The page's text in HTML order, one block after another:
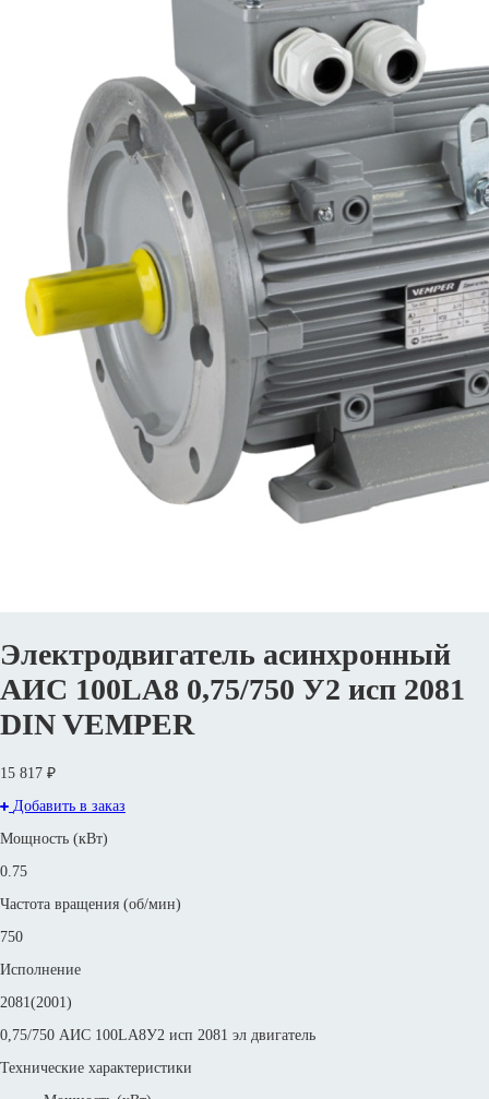
Электродвигатель асинхронный
АИС 100LА8 0,75/750 У2 исп 2081
DIN VEMPER
15 817 ₽
Добавить в заказ
Мощность (кВт)
0.75
Частота вращения (об/мин)
750
Исполнение
2081(2001)
0,75/750 АИС 100LА8У2 исп 2081 эл двигатель
Технические характеристики